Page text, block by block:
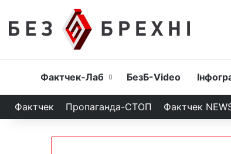
Головна
Фактчек-Лаб БезБ-Video
Фактчек Пропаганда-СТОП Фактчек